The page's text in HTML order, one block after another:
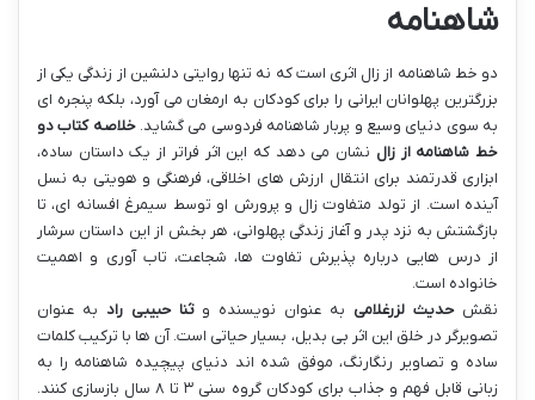
شاهنامه
دو خط شاهنامه از زال اثری است که نه تنها روایتی دلنشین از زندگی یکی از
بزرگترین پهلوانان ایرانی را برای کودکان به ارمغان می آورد، بلکه پنجره ای
به سوی دنیای وسیع و پربار شاهنامه فردوسی می گشاید.خلاصه کتاب دو
خط شاهنامه از زال نشان می دهد که این اثر فراتر از یک داستان ساده،
ابزاری قدرتمند برای انتقال ارزش های اخلاقی، فرهنگی و هویتی به نسل
آینده است. از تولد متفاوت زال و پرورش او توسط سیمرغ افسانه ای، تا
بازگشتش به نزد پدر و آغاز زندگی پهلوانی، هر بخش از این داستان سرشار
از درس هایی درباره پذیرش تفاوت ها، شجاعت، تاب آوری و اهمیت
خانواده است.
نقشحدیث لزرغلامی به عنوان نویسنده وثنا حبیبی راد به عنوان
تصویرگر در خلق این اثر بی بدیل، بسیار حیاتی است. آن ها با ترکیب کلمات
ساده و تصاویر رنگارنگ، موفق شده اند دنیای پیچیده شاهنامه را به
زبانی قابل فهم و جذاب برای کودکان گروه سنی ۳ تا ۸ سال بازسازی کنند.